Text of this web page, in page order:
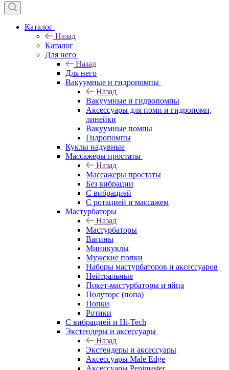
Каталог
Назад
Каталог
Для него
Назад
Для него
Вакуумные и гидропомпы
Назад
Вакуумные и гидропомпы
Аксессуары для помп и гидропомп,
линейки
Вакуумные помпы
Гидропомпы
Куклы надувные
Массажеры простаты
Назад
Массажеры простаты
Без вибрации
С вибрацией
С ротацией и массажем
Мастурбаторы
Назад
Мастурбаторы
Вагины
Миникуклы
Мужские попки
Наборы мастурбаторов и аксессуаров
Нейтральные
Покет-мастурбаторы и яйца
Полуторс (попа)
Попки
Ротики
С вибрацией и Hi-Tech
Экстендеры и аксессуары
Назад
Экстендеры и аксессуары
Аксессуары Male Edge
Аксессуары Penimaster